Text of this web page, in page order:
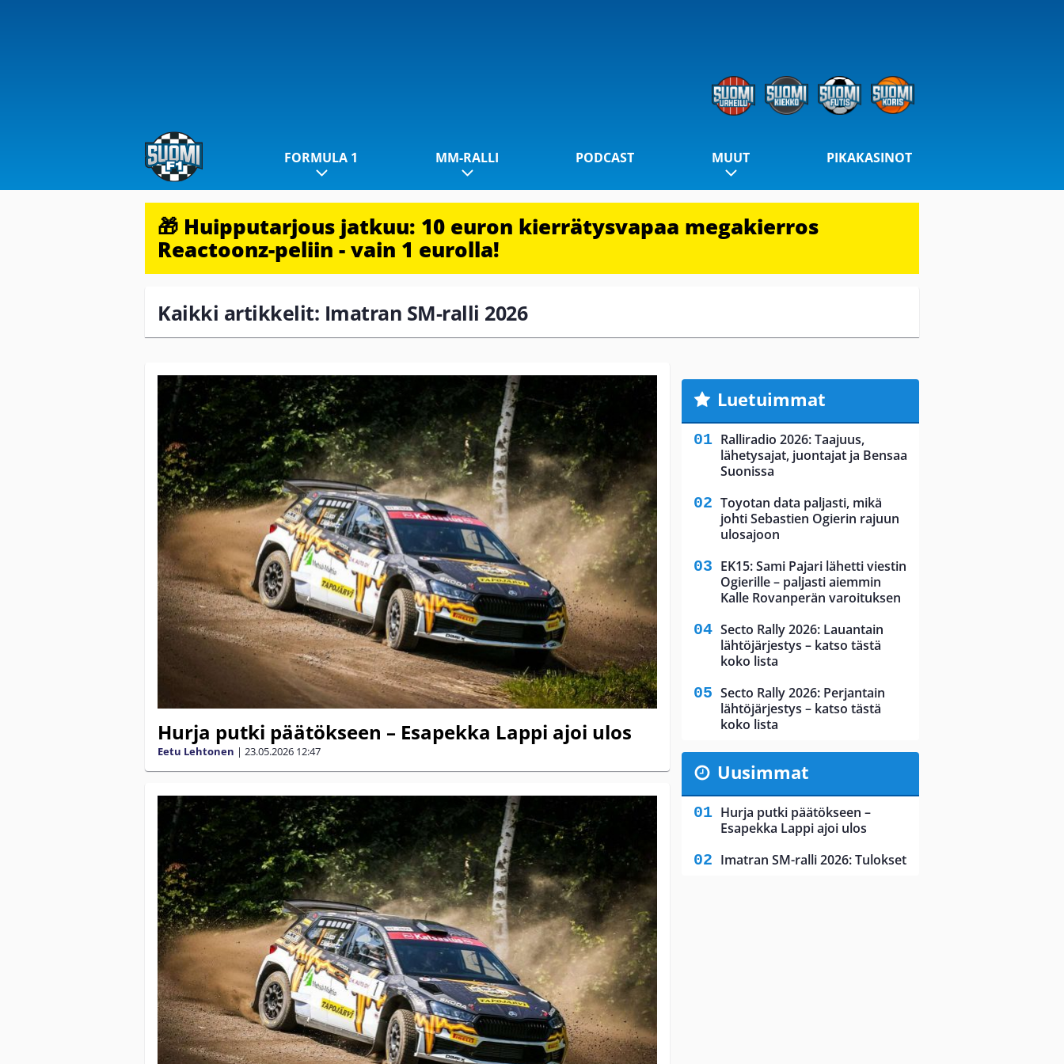
FORMULA 1 MM-RALLI PODCAST MUUT PIKAKASINOT
🎁 Huipputarjous jatkuu: 10 euron kierrätysvapaa megakierros
Reactoonz-peliin - vain 1 eurolla!
Kaikki artikkelit: Imatran SM-ralli 2026
Hurja putki päätökseen – Esapekka Lappi ajoi ulos
Eetu Lehtonen | 23.05.2026 12:47
Luetuimmat
Ralliradio 2026: Taajuus,
lähetysajat, juontajat ja Bensaa
Suonissa
Toyotan data paljasti, mikä
johti Sebastien Ogierin rajuun
ulosajoon
EK15: Sami Pajari lähetti viestin
Ogierille – paljasti aiemmin
Kalle Rovanperän varoituksen
Secto Rally 2026: Lauantain
lähtöjärjestys – katso tästä
koko lista
Secto Rally 2026: Perjantain
lähtöjärjestys – katso tästä
koko lista
Uusimmat
Hurja putki päätökseen –
Esapekka Lappi ajoi ulos
Imatran SM-ralli 2026: Tulokset